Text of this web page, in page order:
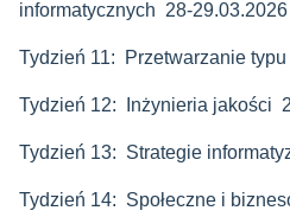
informatycznych 28-29.03.2026
Tydzień 11: Przetwarzanie
Tydzień 12: Inżynieria jakości
Tydzień 13: Strategie
Tydzień 14: Społeczne i